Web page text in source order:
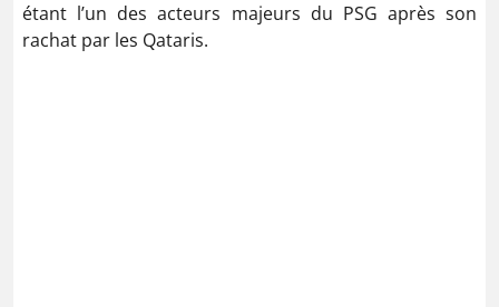
étant l’un des acteurs majeurs du PSG après son
rachat par les Qataris.